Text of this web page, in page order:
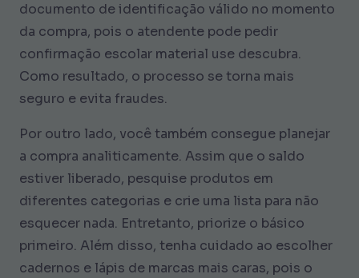
documento de identificação válido no momento
da compra, pois o atendente pode pedir
confirmação escolar material use descubra.
Como resultado, o processo se torna mais
seguro e evita fraudes.
Por outro lado, você também consegue planejar
a compra analiticamente. Assim que o saldo
estiver liberado, pesquise produtos em
diferentes categorias e crie uma lista para não
esquecer nada. Entretanto, priorize o básico
primeiro. Além disso, tenha cuidado ao escolher
cadernos e lápis de marcas mais caras, pois o